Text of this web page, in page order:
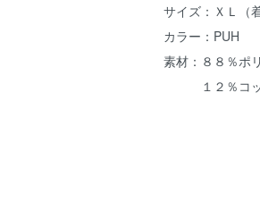
サイズ：ＸＬ（
カラー：PUH
素材：８８％ポ
１２％コッ